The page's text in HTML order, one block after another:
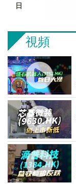
日
視頻